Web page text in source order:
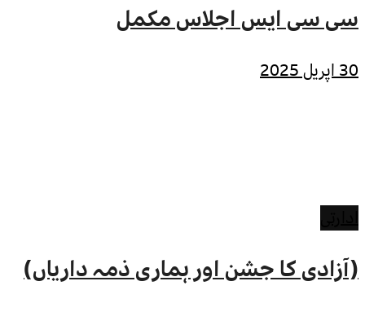
سی سی ایس اجلاس مکمل
30 اپریل 2025
(آزادی کا جشن اور ہماری ذمہ داریاں)